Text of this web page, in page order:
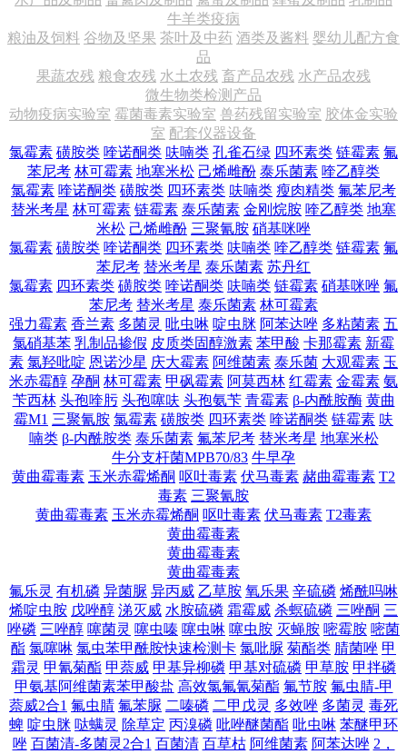
牛羊类疫病
粮油及饲料 谷物及坚果 茶叶及中药 酒类及酱料 婴幼儿配方食
品
果蔬农残 粮食农残 水土农残 畜产品农残 水产品农残
微生物类检测产品
动物疫病实验室 霉菌毒素实验室 兽药残留实验室 胶体金实验
室 配套仪器设备
氯霉素 磺胺类 喹诺酮类 呋喃类 孔雀石绿 四环素类 链霉素 氟
苯尼考 林可霉素 地塞米松 己烯雌酚 泰乐菌素 喹乙醇类
氯霉素 喹诺酮类 磺胺类 四环素类 呋喃类 瘦肉精类 氟苯尼考
替米考星 林可霉素 链霉素 泰乐菌素 金刚烷胺 喹乙醇类 地塞
米松 己烯雌酚 三聚氰胺 硝基咪唑
氯霉素 磺胺类 喹诺酮类 四环素类 呋喃类 喹乙醇类 链霉素 氟
苯尼考 替米考星 泰乐菌素 苏丹红
氯霉素 四环素类 磺胺类 喹诺酮类 呋喃类 链霉素 硝基咪唑 氟
苯尼考 替米考星 泰乐菌素 林可霉素
强力霉素 香兰素 多菌灵 吡虫啉 啶虫脒 阿苯达唑 多粘菌素 五
氯硝基苯 乳制品掺假 皮质类固醇激素 苯甲酸 卡那霉素 新霉
素 氯羟吡啶 恩诺沙星 庆大霉素 阿维菌素 泰乐菌 大观霉素 玉
米赤霉醇 孕酮 林可霉素 甲砜霉素 阿莫西林 红霉素 金霉素 氨
苄西林 头孢喹肟 头孢噻呋 头孢氨苄 青霉素 β-内酰胺酶 黄曲
霉M1 三聚氰胺 氯霉素 磺胺类 四环素类 喹诺酮类 链霉素 呋
喃类 β-内酰胺类 泰乐菌素 氟苯尼考 替米考星 地塞米松
牛分支杆菌MPB70/83 牛早孕
黄曲霉毒素 玉米赤霉烯酮 呕吐毒素 伏马毒素 赭曲霉毒素 T2
毒素 三聚氰胺
黄曲霉毒素 玉米赤霉烯酮 呕吐毒素 伏马毒素 T2毒素
黄曲霉毒素
黄曲霉毒素
黄曲霉毒素
氟乐灵 有机磷 异菌脲 异丙威 乙草胺 氧乐果 辛硫磷 烯酰吗啉
烯啶虫胺 戊唑醇 涕灭威 水胺硫磷 霜霉威 杀螟硫磷 三唑酮 三
唑磷 三唑醇 噻菌灵 噻虫嗪 噻虫啉 噻虫胺 灭蝇胺 嘧霉胺 嘧菌
酯 氯噻啉 氯虫苯甲酰胺快速检测卡 氯吡脲 菊酯类 腈菌唑 甲
霜灵 甲氰菊酯 甲萘威 甲基异柳磷 甲基对硫磷 甲草胺 甲拌磷
甲氨基阿维菌素苯甲酸盐 高效氯氟氰菊酯 氟节胺 氟虫腈-甲
萘威2合1 氟虫腈 氟苯脲 二嗪磷 二甲戊灵 多效唑 多菌灵 毒死
蜱 啶虫脒 哒螨灵 除草定 丙溴磷 吡唑醚菌酯 吡虫啉 苯醚甲环
唑 百菌清-多菌灵2合1 百菌清 百草枯 阿维菌素 阿苯达唑 2，